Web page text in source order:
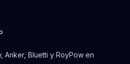
Anker, Bluetti y RoyPow en